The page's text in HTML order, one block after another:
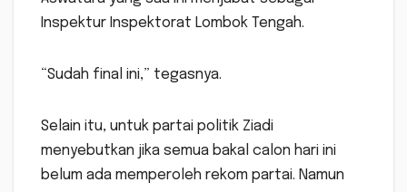
Inspektur Inspektorat Lombok Tengah.
“Sudah final ini,” tegasnya.
Selain itu, untuk partai politik Ziadi
menyebutkan jika semua bakal calon hari ini
belum ada memperoleh rekom partai. Namun